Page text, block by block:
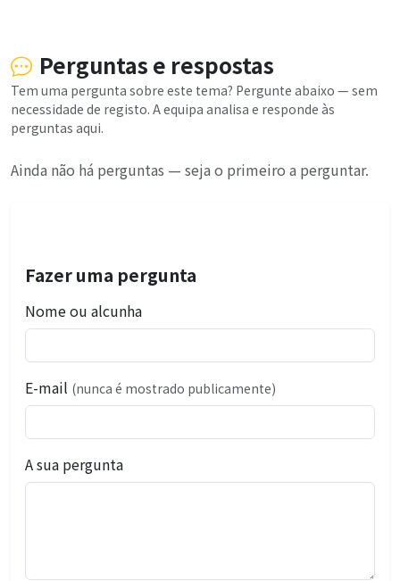
Perguntas e respostas
Tem uma pergunta sobre este tema? Pergunte abaixo — sem
necessidade de registo. A equipa analisa e responde às
perguntas aqui.
Ainda não há perguntas — seja o primeiro a perguntar.
Fazer uma pergunta
Nome ou alcunha
E-mail (nunca é mostrado publicamente)
A sua pergunta